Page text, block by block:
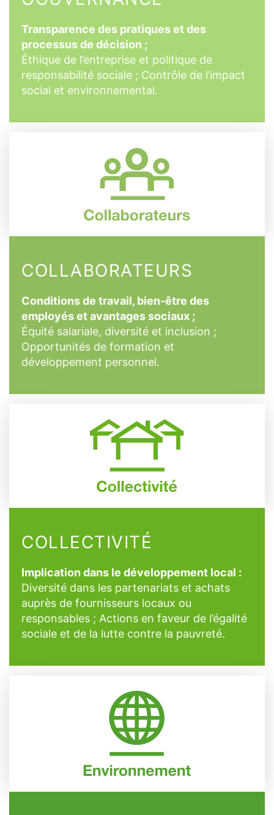
Transparence des pratiques et des
processus de décision ;
Éthique de l’entreprise et politique de
responsabilité sociale ; Contrôle de l’impact
social et environnemental.
COLLABORATEURS
Conditions de travail, bien-être des
employés et avantages sociaux ;
Équité salariale, diversité et inclusion ;
Opportunités de formation et
développement personnel.
COLLECTIVITÉ
Implication dans le développement local :
Diversité dans les partenariats et achats
auprès de fournisseurs locaux ou
responsables ; Actions en faveur de l’égalité
sociale et de la lutte contre la pauvreté.